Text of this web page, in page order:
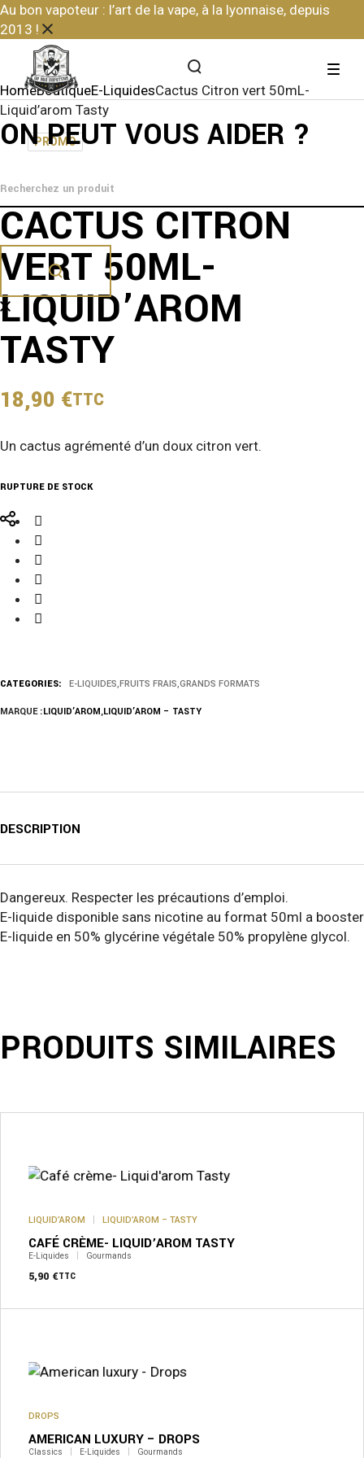
Skip
to
the
content
Au bon vapoteur : l’art de la vape, à la lyonnaise, depuis
2013 !
ON PEUT VOUS AIDER ?
HomeBoutiqueE-LiquidesCactus Citron vert 50mL-
Liquid’arom Tasty
PROMO
CACTUS CITRON
VERT 50ML-
LIQUID’AROM
TASTY
18,90 €TTC
Un cactus agrémenté d’un doux citron vert.
RUPTURE DE STOCK
CATEGORIES: E-LIQUIDES FRUITS FRAIS GRANDS FORMATS
MARQUE :LIQUID’AROM,LIQUID’AROM – TASTY
DESCRIPTION
Dangereux. Respecter les précautions d’emploi.
E-liquide disponible sans nicotine au format 50ml a booster
E-liquide en 50% glycérine végétale 50% propylène glycol.
PRODUITS SIMILAIRES
LIQUID’AROM LIQUID’AROM – TASTY
CAFÉ CRÈME- LIQUID’AROM TASTY
E-Liquides Gourmands
5,90 €TTC
variations.
peuvent
choisies
page
produit
DROPS
AMERICAN LUXURY – DROPS
Classics E-Liquides Gourmands
variations.
peuvent
choisies